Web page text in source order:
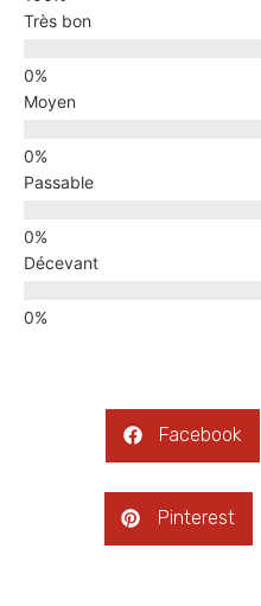
Très bon
Moyen
Passable
Décevant
Facebook
Pinterest